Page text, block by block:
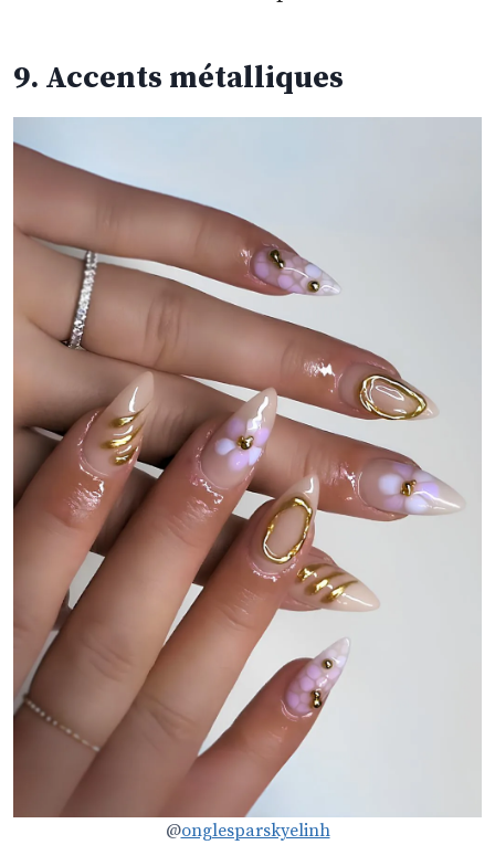
9. Accents métalliques
@onglesparskyelinh